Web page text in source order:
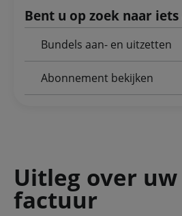
Bent u op zoek naar iets
Bundels aan- en uitzetten
Abonnement bekijken
Uitleg over
factuur